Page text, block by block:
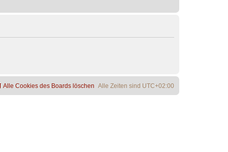
Alle Zeiten sind UTC+02:00
Alle Cookies des Boards löschen